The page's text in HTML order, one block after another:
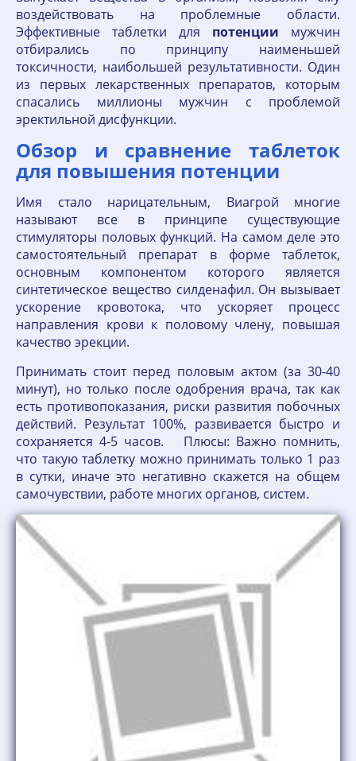
воздействовать на проблемные области.
Эффективные таблетки для потенции мужчин
отбирались по принципу наименьшей
токсичности, наибольшей результативности. Один
из первых лекарственных препаратов, которым
спасались миллионы мужчин с проблемой
эректильной дисфункции.
Обзор и сравнение таблеток
для повышения потенции
Имя стало нарицательным, Виагрой многие
называют все в принципе существующие
стимуляторы половых функций. На самом деле это
самостоятельный препарат в форме таблеток,
основным компонентом которого является
синтетическое вещество силденафил. Он вызывает
ускорение кровотока, что ускоряет процесс
направления крови к половому члену, повышая
качество эрекции.
Принимать стоит перед половым актом (за 30-40
минут), но только после одобрения врача, так как
есть противопоказания, риски развития побочных
действий. Результат 100%, развивается быстро и
сохраняется 4-5 часов. Плюсы: Важно помнить,
что такую таблетку можно принимать только 1 раз
в сутки, иначе это негативно скажется на общем
самочувствии, работе многих органов, систем.